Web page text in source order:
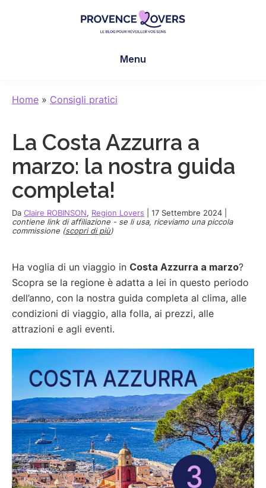
sensi
-
blog
de
et
Manu
Menu
Home » Consigli pratici
La Costa Azzurra a
marzo: la nostra guida
completa!
Da Claire ROBINSON, Region Lovers 17 Settembre 2024
contiene link di affiliazione - se li usa, riceviamo una piccola
commissione (scopri di più)
Ha voglia di un viaggio in Costa Azzurra a marzo?
Scopra se la regione è adatta a lei in questo periodo
dell’anno, con la nostra guida completa al clima, alle
condizioni di viaggio, alla folla, ai prezzi, alle
attrazioni e agli eventi.